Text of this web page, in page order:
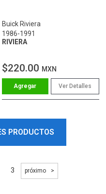
Buick Riviera
1986-1991
RIVIERA
$220.00 MXN
Ver Detalles
PRODUCTOS
3 próximo